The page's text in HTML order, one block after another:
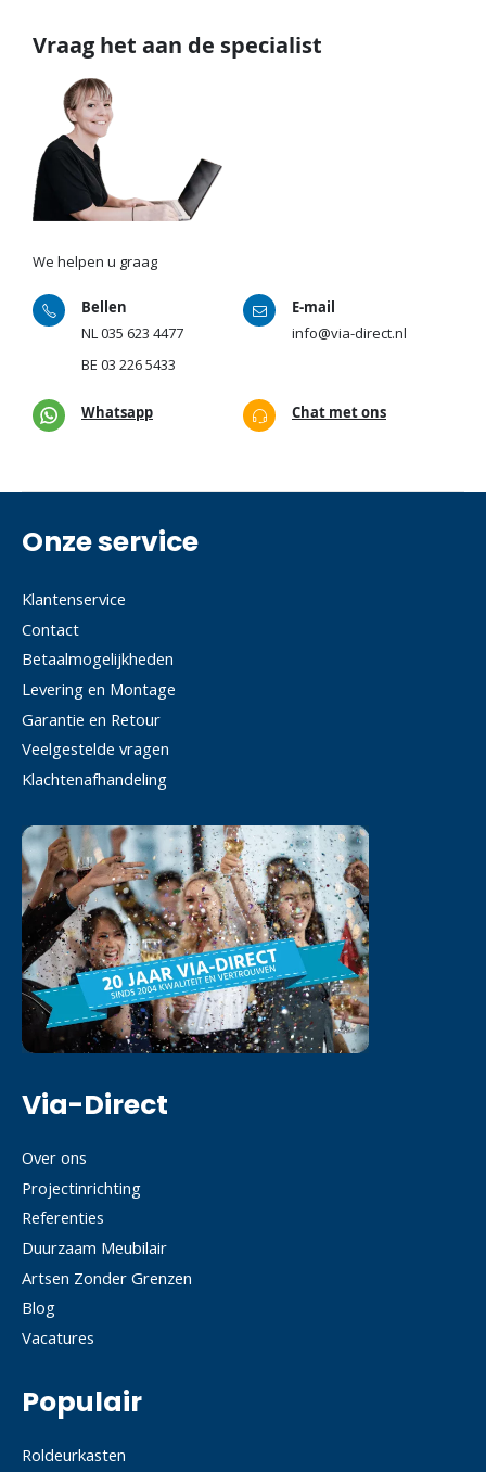
Vraag het aan de specialist
We helpen u graag
Bellen
NL035 623 4477
BE 03 226 5433
E-mail
info@via-direct.nl
Whatsapp Chat met ons
Onze service
Klantenservice
Contact
Betaalmogelijkheden
Levering en Montage
Garantie en Retour
Veelgestelde vragen
Klachtenafhandeling
Via-Direct
Over ons
Projectinrichting
Referenties
Duurzaam Meubilair
Artsen Zonder Grenzen
Blog
Vacatures
Populair
Roldeurkasten